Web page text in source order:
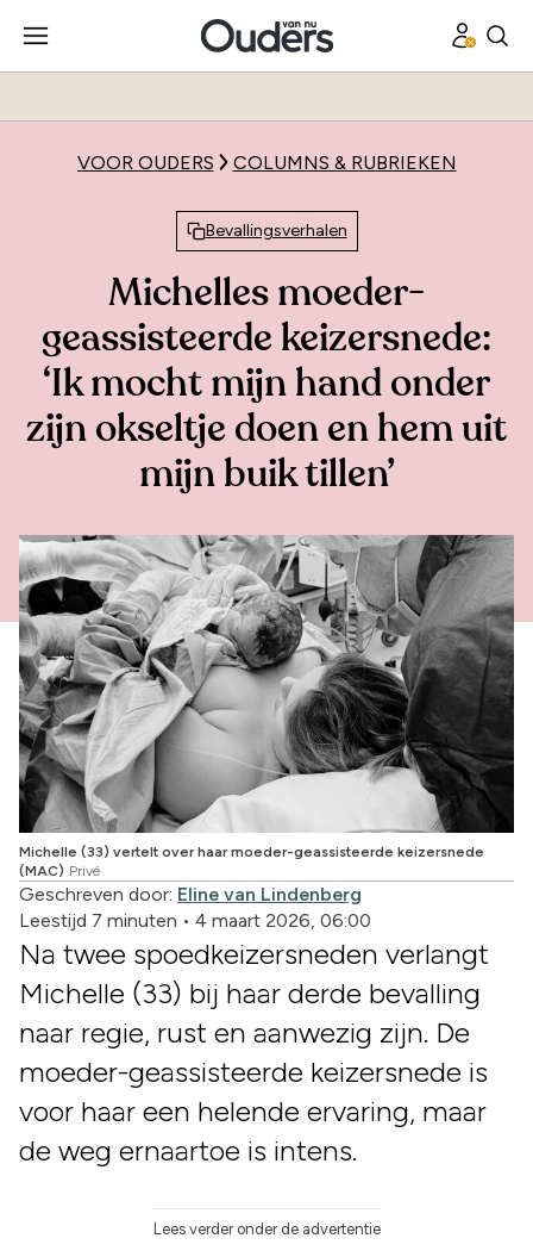
VOOR OUDERS COLUMNS & RUBRIEKEN
Bevallingsverhalen
Michelles moeder-
geassisteerde keizersnede:
‘Ik mocht mijn hand onder
zijn okseltje doen en hem uit
mijn buik tillen’
Michelle (33) vertelt over haar moeder-geassisteerde keizersnede
(MAC) Privé
Geschreven door: Eline van Lindenberg
Leestijd 7 minuten • 4 maart 2026, 06:00
Na twee spoedkeizersneden verlangt
Michelle (33) bij haar derde bevalling
naar regie, rust en aanwezig zijn. De
moeder-geassisteerde keizersnede is
voor haar een helende ervaring, maar
de weg ernaartoe is intens.
Lees verder onder de advertentie